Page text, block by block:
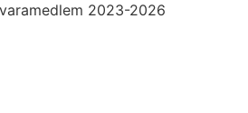
varamedlem 2023-2026